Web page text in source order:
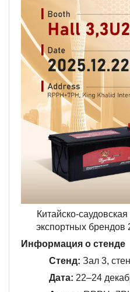
Китайско-
экспортных брендов
Информация о стенде
Стенд: Зал 3,
Дата: 22–24